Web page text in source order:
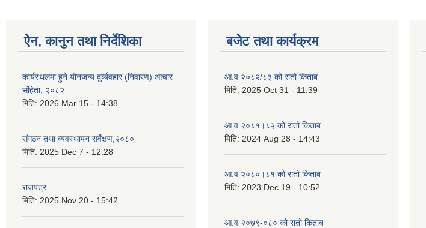
ऐन, कानुन तथा निर्देशिका
कार्यस्थलमा हुने यौनजन्य दुर्व्यवहार (निवारण) आचार
संहिता, २०८२
मिति: 2026 Mar 15 - 14:38
संगठन तथा ब्यवस्थापन सर्वेक्षण,२०८०
मिति: 2025 Dec 7 - 12:28
राजपत्र
मिति: 2025 Nov 20 - 15:42
बजेट तथा कार्यक्रम
आ.व २०८२/८३ को रातो किताब
मिति: 2025 Oct 31 - 11:39
आ.व २०८१।८२ को रातो किताब
मिति: 2024 Aug 28 - 14:43
आ.व २०८०।८१ को रातो किताब
मिति: 2023 Dec 19 - 10:52
आ.व २०७९-०८० को रातो किताब